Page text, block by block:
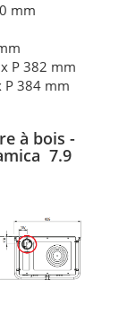
mm
P 382 mm
P 384 mm
à bois -
7.9